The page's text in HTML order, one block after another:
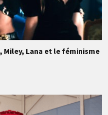
Miley, Lana et le féminisme